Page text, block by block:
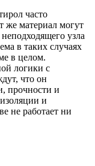
часто
же материал могут
узла
в таких случаях
в целом.
логики с
что он
прочности и
и
не работает ни